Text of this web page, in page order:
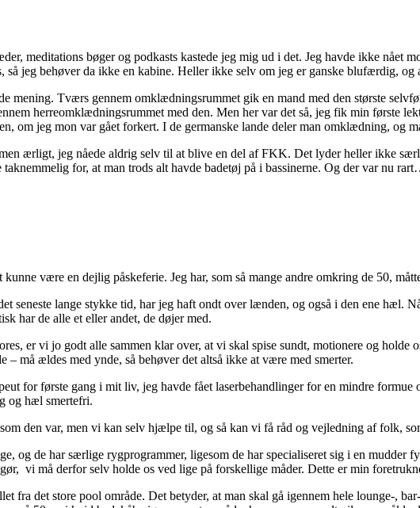
meditations bøger og podkasts kastede jeg mig ud i det. Jeg havde ikke nået
jeg behøver da ikke en kabine. Heller ikke selv om jeg er ganske blufærdig,
mening. Tværs gennem omklædningsrummet gik en mand med den største
herreomklædningsrummet med den. Men her var det så, jeg fik min første
om jeg mon var gået forkert. I de germanske lande deler man omklædning, og
men ærligt, jeg nåede aldrig selv til at blive en del af FKK. Det lyder heller ikke
for, at man trods alt havde badetøj på i bassinerne. Og der var nu
være en dejlig påskeferie. Jeg har, som så mange andre omkring de 50,
seneste lange stykke tid, har jeg haft ondt over lænden, og også i den ene hæl.
har de alle et eller andet, de døjer med.
er vi jo godt alle sammen klar over, at vi skal spise sundt, motionere og
– må ældes med ynde, så behøver det altså ikke at være med smerter.
for første gang i mit liv, jeg havde fået laserbehandlinger for en mindre
og hæl smertefri.
den var, men vi kan selv hjælpe til, og så kan vi få råd og vejledning af folk,
og de har særlige rygprogrammer, ligesom de har specialiseret sig i en
vi må derfor selv holde os ved lige på forskellige måder. Dette er min
fra det store pool område. Det betyder, at man skal gå igennem hele lounge-,